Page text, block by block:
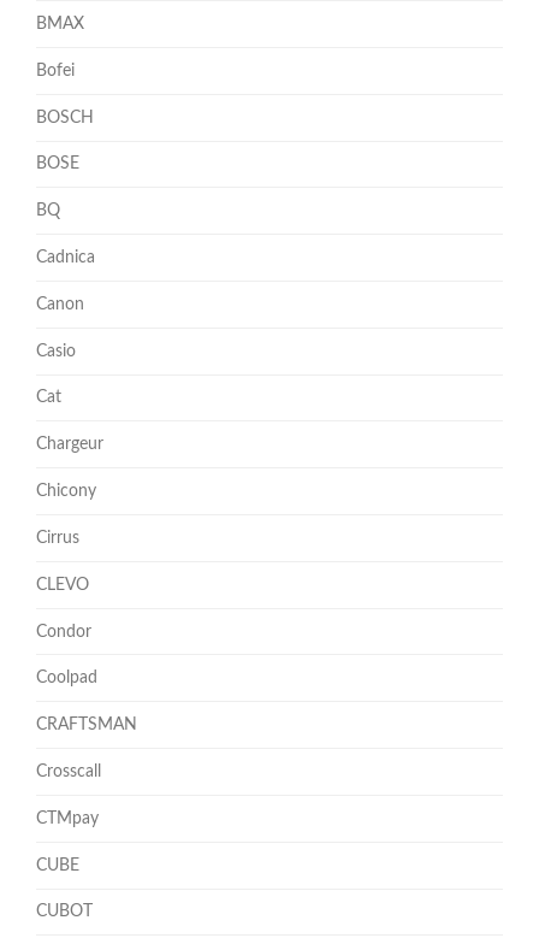
BMAX
Bofei
BOSCH
BOSE
BQ
Cadnica
Canon
Casio
Cat
Chargeur
Chicony
Cirrus
CLEVO
Condor
Coolpad
CRAFTSMAN
Crosscall
CTMpay
CUBE
CUBOT